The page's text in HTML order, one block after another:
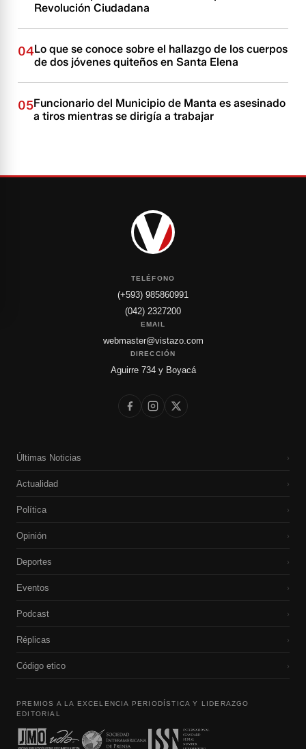
Revolución Ciudadana
04Lo que se conoce sobre el hallazgo de los cuerpos
de dos jóvenes quiteños en Santa Elena
05Funcionario del Municipio de Manta es asesinado
a tiros mientras se dirigía a trabajar
TELÉFONO
(+593) 985860991
(042) 2327200
EMAIL
webmaster@vistazo.com
DIRECCIÓN
Aguirre 734 y Boyacá
Últimas Noticias ›
Actualidad ›
Política ›
Opinión ›
Deportes ›
Eventos ›
Podcast ›
Réplicas ›
Código etico ›
PREMIOS A LA EXCELENCIA PERIODÍSTICA Y LIDERAZGO
EDITORIAL